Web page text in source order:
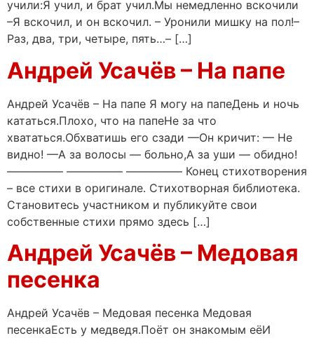
учили:Я учил, и брат учил.Мы немедленно вскочили
–Я вскочил, и он вскочил. – Уронили мишку на пол!–
Раз, два, три, четыре, пять…– […]
Андрей Усачёв – На папе
Андрей Усачёв – На папе Я могу на папеДень и ночь
кататься.Плохо, что на папеНе за что
хвататься.Обхватишь его сзади —Он кричит: — Не
видно! —А за волосы — больно,А за уши — обидно!
————— ————— ————— Конец стихотворения
– все стихи в оригинале. Стихотворная библиотека.
Становитесь участником и публикуйте свои
собственные стихи прямо здесь […]
Андрей Усачёв – Медовая
песенка
Андрей Усачёв – Медовая песенка Медовая
песенкаЕсть у медведя.Поёт он знакомым еёИ